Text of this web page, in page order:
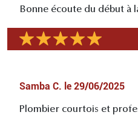
Bonne écoute du début à
Samba C. le 29/06/2025
Plombier courtois et